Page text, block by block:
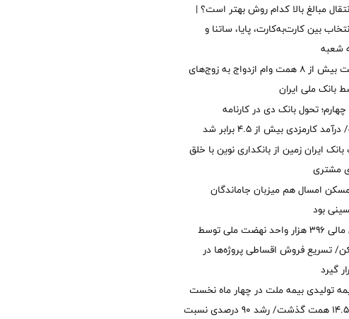
مبالغ بالا کدام روش بهتر است؟ |
بین کارت‌به‌کارت، پایا، ساتنا و
شعبه
پرداخت بیش از ۸ همت وام ازدواج به زوج‌های
بانک ملی ایران
تحول بانک دی در کارنامه
کارمزدی بیش از ۴.۵ برابر شد
ایران زمین از بانکداری نوین با خلق
مشتری
امسال هم میزبان جاماندگان
بود
تأمین مالی ۳۹۶ هزار واحد نهضت ملی توسط
تسریع فروش اقساطی پروژه‌ها در
گیرد
تولیدی بیمه ملت در چهار ماه نخست
امسال از 14.5 همت گذشت/ رشد 90 درصدی نسبت